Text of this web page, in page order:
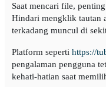
Saat mencari file,
Hindari mengklik tautan
terkadang muncul di
Platform seperti https://
pengalaman pengguna
kehati-hatian saat